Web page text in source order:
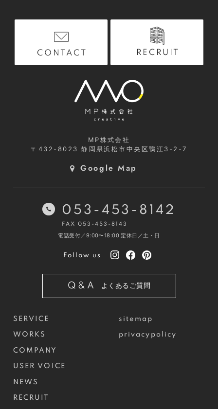
CONTACT RECRUIT
MP株式会社
〒432-8023静岡県浜松市中央区鴨江3-2-7
Google Map
SERVICE
WORKS
COMPANY
USER VOICE
NEWS
RECRUIT
sitemap
privacypolicy
053-453-8142
FAX 053-453-8143
電話受付／9:00〜18:00 定休日／土・日
Follow us
Q&A よくあるご質問